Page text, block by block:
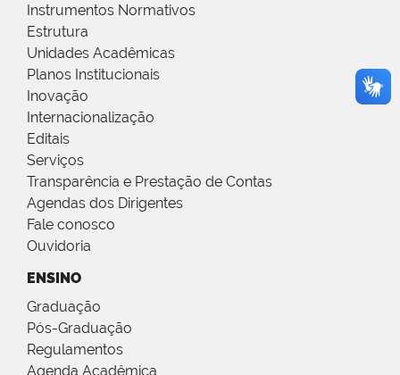
Instrumentos Normativos
Estrutura
Unidades Acadêmicas
Planos Institucionais
Inovação
Internacionalização
Editais
Serviços
Transparência e Prestação de Contas
Agendas dos Dirigentes
Fale conosco
Ouvidoria
ENSINO
Graduação
Pós-Graduação
Regulamentos
Agenda Acadêmica